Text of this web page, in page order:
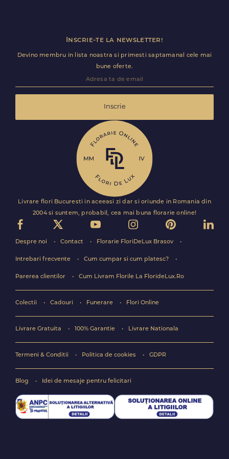
Inscrie-te la newsletter!
Devino membru in lista noastra si primesti saptamanal cele mai
bune oferte.
Inscrie
Livrare flori Bucuresti in aceeasi zi dar si oriunde in Romania din
2004 si suntem, probabil, cea mai buna florarie online!
Despre noi Contact Florarie FloriDeLux Brasov
Intrebari frecvente Cum cumpar si cum platesc?
Parerea clientilor Cum Livram Florile La FlorideLux.Ro
Colectii Cadouri Funerare Flori Online
Livrare Gratuita 100% Garantie Livrare Nationala
Termeni & Conditii Politica de cookies GDPR
Blog Idei de mesaje pentru felicitari